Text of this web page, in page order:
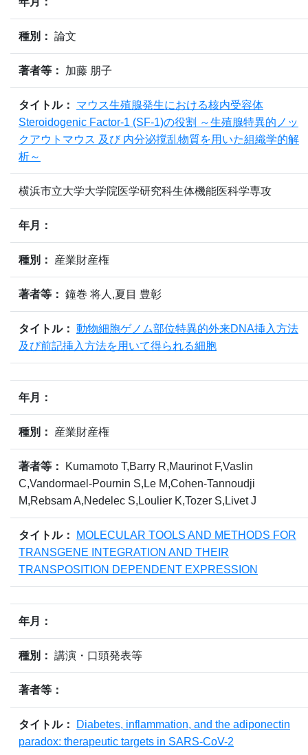
種別： 論文
著者等： 加藤 朋子
タイトル：
マウス生殖腺発生における核内受容体
Steroidogenic Factor-1 (SF-1)の役割 ～生殖腺特異的ノッ
クアウトマウス 及び 内分泌撹乱物質を用いた組織学的解
析～
横浜市立大学大学院医学研究科生体機能医科学専攻
年月：
種別： 産業財産権
著者等： 鐘巻 将人,夏目 豊彰
タイトル： 動物細胞ゲノム部位特異的外来DNA挿入方法
及び前記挿入方法を用いて得られる細胞
年月：
種別： 産業財産権
著者等：
Kumamoto T,Barry R,Maurinot F,Vaslin
C,Vandormael-Pournin S,Le M,Cohen-Tannoudji
M,Rebsam A,Nedelec S,Loulier K,Tozer S,Livet J
タイトル：
MOLECULAR TOOLS AND METHODS FOR
TRANSGENE INTEGRATION AND THEIR
TRANSPOSITION DEPENDENT EXPRESSION
年月：
種別： 講演・口頭発表等
著者等：
タイトル：
Diabetes, inflammation, and the adiponectin
paradox: therapeutic targets in SARS-CoV-2